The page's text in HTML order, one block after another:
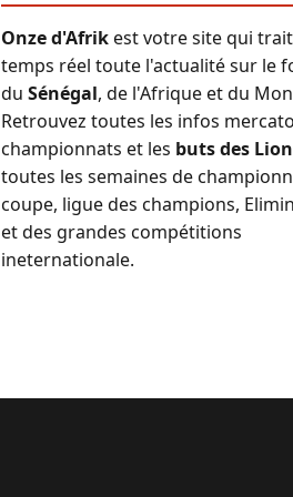
Onze d'Afrikest votre site qui
temps réel toute l'actualité sur le
du Sénégal, de l'Afrique et du
Retrouvez toutes les infos
championnats et les buts des
toutes les semaines de
coupe, ligue des champions,
et des grandes compétitions
ineternationale.